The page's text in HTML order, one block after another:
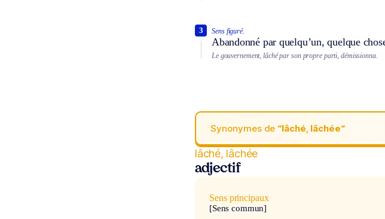
Sens figuré.
Abandonné par quelqu’un, quelque
3
Le gouvernement, lâché par son propre parti, démissionna.
Synonymes de “lâché, lâchée“
lâché, lâchée
adjectif
Sens principaux
[Sens commun]